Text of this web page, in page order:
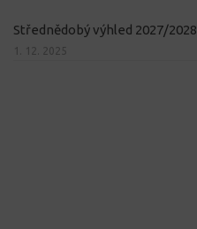
Střednědobý výhled 2027/2028
1. 12. 2025